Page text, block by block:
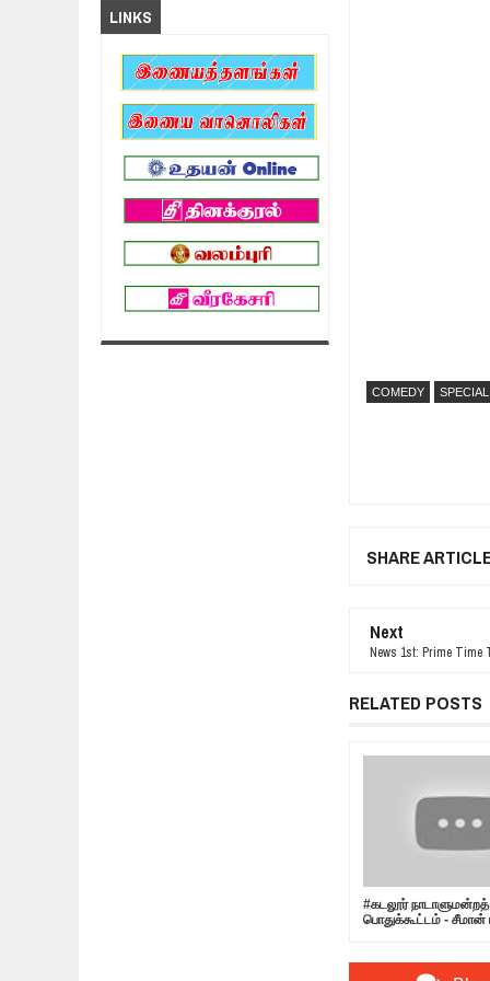
COMEDY
SHARE
Next
News 1st: Prime Time
RELATED POSTS
#கடலூர்
பொதுக்கூட்டம் - சீமான்
LINKS